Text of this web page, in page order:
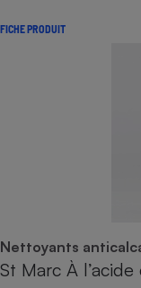
FICHE PRODUIT
Nettoyants
St Marc À